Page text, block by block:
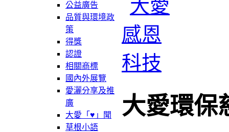
公益廣告
品質與環境政
策
得獎
認證
相關商標
國內外展覽
愛灑分享及推
廣
大愛「♥」聞
草根小語
大愛環保